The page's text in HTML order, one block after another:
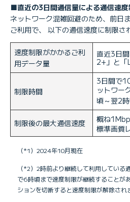
■直近の3日間通信量による通信速
ネットワーク混雑回避のため、前日
ご利用で、 以下の通信速度に制限さ
速度制限がかかるご利
用データ量
直近3日
2+」と「
制限時間
3日間で
ットワー
頃～翌2
制限後の最大通信速度 概ね
標準画質
（*1）2024年10月現在
（*2）2時前より継続して利用してい
で6時頃まで速度制限が継続することが
ションを切断すると速度制限が解除され